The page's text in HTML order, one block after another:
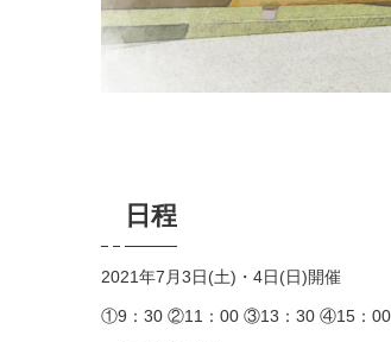
日程
2021年7月3日(土)・4日(日)開催
①9：30 ②11：00 ③13：30 ④15：